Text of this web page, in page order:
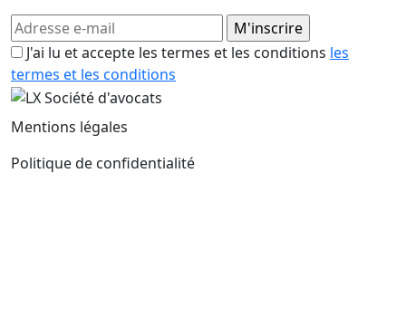
J'ai lu et accepte les termes et les conditions les
termes et les conditions
Mentions légales
Politique de confidentialité